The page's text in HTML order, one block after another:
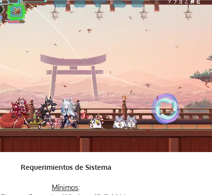
Requerimientos de Sistema
Mínimos: